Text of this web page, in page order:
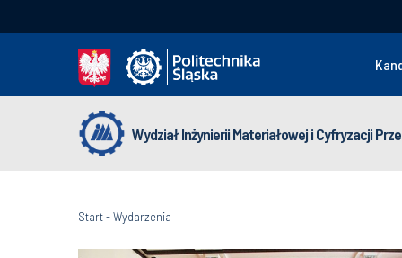
Wydział Inżynierii Materiałowej i Cyfryzacji
Start-Wydarzenia